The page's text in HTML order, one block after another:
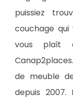
puissiez
couchage qui
vous plaît
de meuble
depuis